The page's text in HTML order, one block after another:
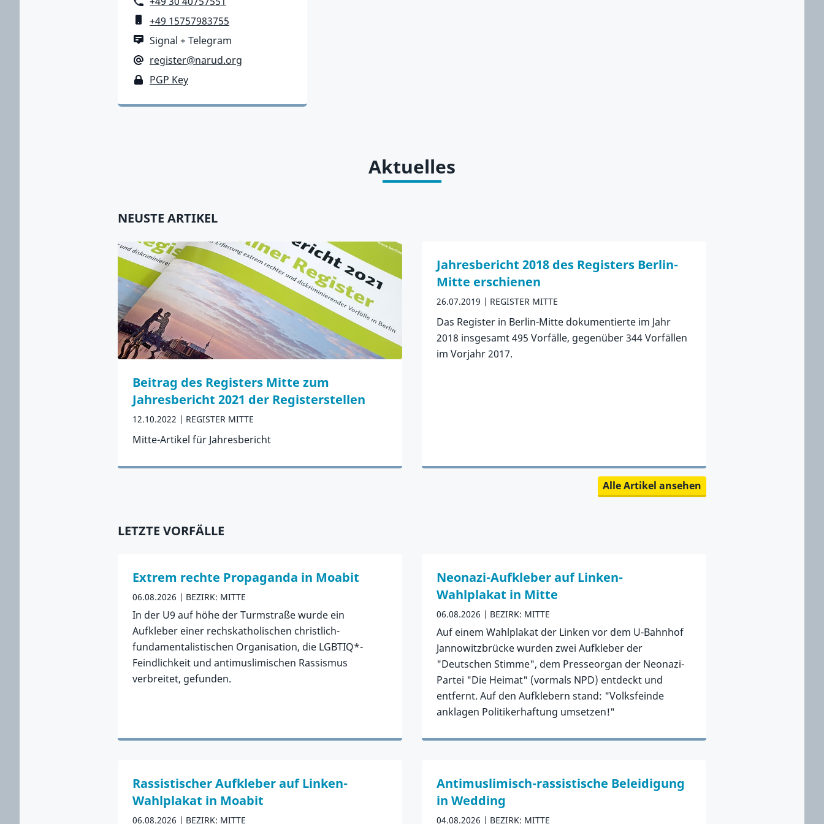
Mobiltelefon
+49 15757983755
Messenger
Signal + Telegram
E-Mail-Adresse
register@narud.org
PGP Key
PGP Key
Aktuelles
NEUSTE ARTIKEL
Beitrag des Registers Mitte zum
Jahresbericht 2021 der Registerstellen
12.10.2022 REGISTER MITTE
Mitte-Artikel für Jahresbericht
Zum Artikel
Jahresbericht 2018 des Registers Berlin-
Mitte erschienen
26.07.2019 REGISTER MITTE
Das Register in Berlin-Mitte dokumentierte im Jahr
2018 insgesamt 495 Vorfälle, gegenüber 344 Vorfällen
im Vorjahr 2017.
Alle Artikel ansehen
LETZTE VORFÄLLE
Extrem rechte Propaganda in Moabit
06.08.2026 BEZIRK: MITTE
In der U9 auf höhe der Turmstraße wurde ein
Aufkleber einer rechskatholischen christlich-
fundamentalistischen Organisation, die LGBTIQ*-
Feindlichkeit und antimuslimischen Rassismus
verbreitet, gefunden.
Neonazi-Aufkleber auf Linken-
Wahlplakat in Mitte
06.08.2026 BEZIRK: MITTE
Auf einem Wahlplakat der Linken vor dem U-Bahnhof
Jannowitzbrücke wurden zwei Aufkleber der
"Deutschen Stimme", dem Presseorgan der Neonazi-
Partei "Die Heimat" (vormals NPD) entdeckt und
entfernt. Auf den Aufklebern stand: "Volksfeinde
anklagen Politikerhaftung umsetzen!"
Zum Vorfall
Rassistischer Aufkleber auf Linken-
Wahlplakat in Moabit
06.08.2026 BEZIRK: MITTE
Antimuslimisch-rassistische Beleidigung
in Wedding
04.08.2026 BEZIRK: MITTE